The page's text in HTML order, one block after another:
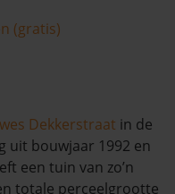
(gratis)
Dekkerstraat in de
uit bouwjaar 1992 en
een tuin van zo’n
totale perceelgrootte